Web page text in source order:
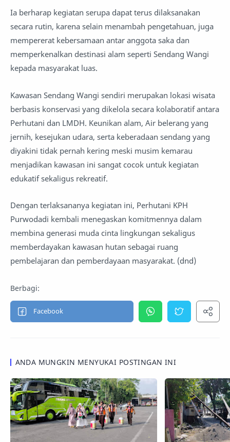
Ia berharap kegiatan serupa dapat terus dilaksanakan
secara rutin, karena selain menambah pengetahuan, juga
mempererat kebersamaan antar anggota saka dan
memperkenalkan destinasi alam seperti Sendang Wangi
kepada masyarakat luas.
Kawasan Sendang Wangi sendiri merupakan lokasi wisata
berbasis konservasi yang dikelola secara kolaboratif antara
Perhutani dan LMDH. Keunikan alam, Air belerang yang
jernih, kesejukan udara, serta keberadaan sendang yang
diyakini tidak pernah kering meski musim kemarau
menjadikan kawasan ini sangat cocok untuk kegiatan
edukatif sekaligus rekreatif.
Dengan terlaksananya kegiatan ini, Perhutani KPH
Purwodadi kembali menegaskan komitmennya dalam
membina generasi muda cinta lingkungan sekaligus
memberdayakan kawasan hutan sebagai ruang
pembelajaran dan pemberdayaan masyarakat. (dnd)
ANDA MUNGKIN MENYUKAI POSTINGAN INI